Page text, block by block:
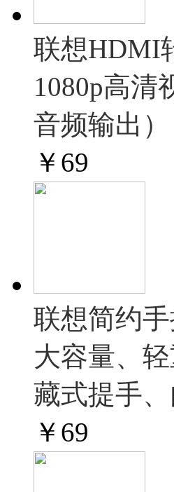
联想HDMI
1080p高清
音频输出）
￥ 69
联想简约
大容量、
藏式提手
￥ 69